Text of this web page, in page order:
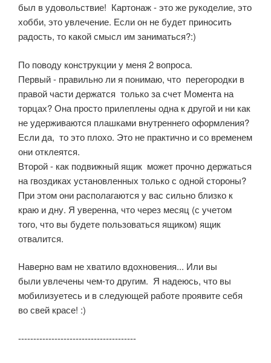
был в удовольствие! Картонаж - это же рукоделие, это
хобби, это увлечение. Если он не будет приносить
радость, то какой смысл им заниматься?:)
По поводу конструкции у меня 2 вопроса.
Первый - правильно ли я понимаю, что перегородки в
правой части держатся только за счет Момента на
торцах? Она просто прилеплены одна к другой и ни как
не удерживаются плашками внутреннего оформления?
Если да, то это плохо. Это не практично и со временем
они отклеятся.
Второй - как подвижный ящик может прочно держаться
на гвоздиках установленных только с одной стороны?
При этом они располагаются у вас сильно близко к
краю и дну. Я уверенна, что через месяц (с учетом
того, что вы будете пользоваться ящиком) ящик
отвалится.
Наверно вам не хватило вдохновения... Или вы
были увлечены чем-то другим. Я надеюсь, что вы
мобилизуетесь и в следующей работе проявите себя
во свей красе! :)
---------------------------------------